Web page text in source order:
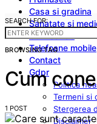
Casa si gradina
Sanatate si
Cum sa fac
Telefoane mobile
Contact
Gdpr
Politica
Termeni si
Stergerea
Disclaimer
SEARCH FOR:
BROWSING TAG
Cum
1 POST